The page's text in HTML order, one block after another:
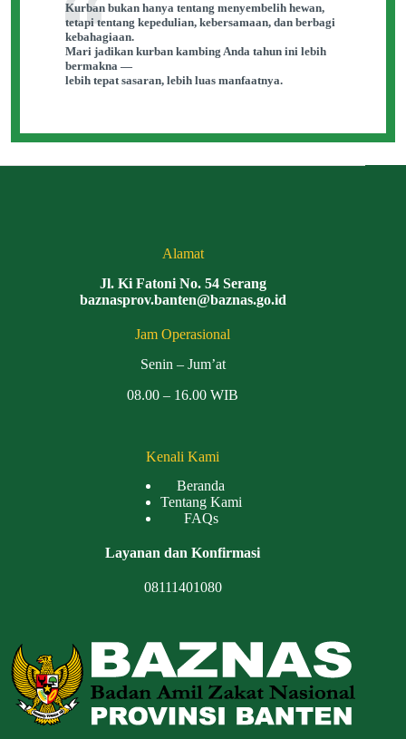
Kurban bukan hanya tentang menyembelih hewan,
tetapi tentang kepedulian, kebersamaan, dan berbagi
kebahagiaan.
Mari jadikan kurban kambing Anda tahun ini lebih
bermakna —
lebih tepat sasaran, lebih luas manfaatnya.
Alamat
Jl. Ki Fatoni No. 54 Serang
baznasprov.banten@baznas.go.id
Jam Operasional
Senin – Jum’at
08.00 – 16.00 WIB
Kenali Kami
Beranda
Tentang Kami
FAQs
Layanan dan Konfirmasi
08111401080